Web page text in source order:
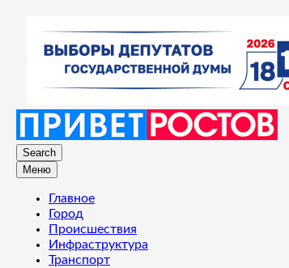
Search
Меню
Главное
Город
Происшествия
Инфраструктура
Транспорт